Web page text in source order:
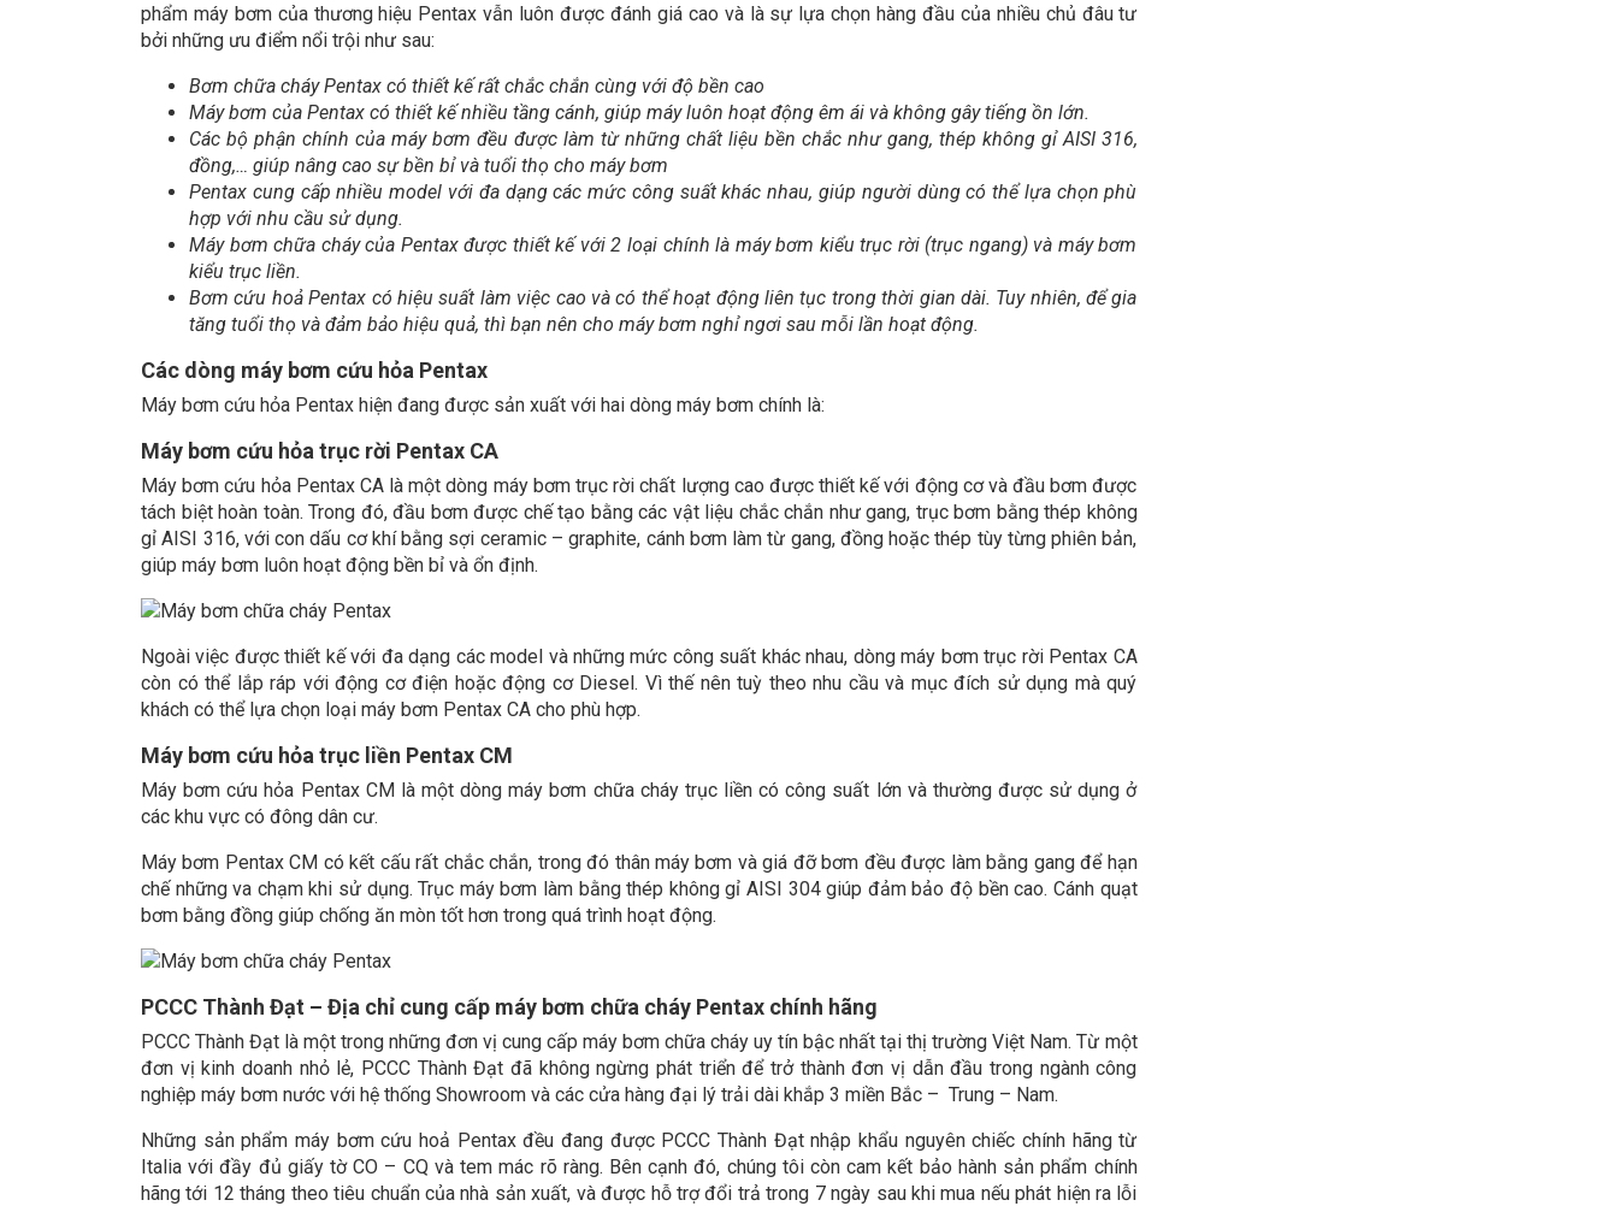
phẩm máy bơm của thương hiệu Pentax vẫn luôn được đánh giá cao và là sự lựa chọn hàng đầu của nhiều chủ đâu tư
bởi những ưu điểm nổi trội như sau:
Bơm chữa cháy Pentax có thiết kế rất chắc chắn cùng với độ bền cao
Máy bơm của Pentax có thiết kế nhiều tầng cánh, giúp máy luôn hoạt động êm ái và không gây tiếng ồn lớn.
Các bộ phận chính của máy bơm đều được làm từ những chất liệu bền chắc như gang, thép không gỉ AISI 316,
đồng,… giúp nâng cao sự bền bỉ và tuổi thọ cho máy bơm
Pentax cung cấp nhiều model với đa dạng các mức công suất khác nhau, giúp người dùng có thể lựa chọn phù
hợp với nhu cầu sử dụng.
Máy bơm chữa cháy của Pentax được thiết kế với 2 loại chính là máy bơm kiểu trục rời (trục ngang) và máy bơm
kiểu trục liền.
Bơm cứu hoả Pentax có hiệu suất làm việc cao và có thể hoạt động liên tục trong thời gian dài. Tuy nhiên, để gia
tăng tuổi thọ và đảm bảo hiệu quả, thì bạn nên cho máy bơm nghỉ ngơi sau mỗi lần hoạt động.
Các dòng máy bơm cứu hỏa Pentax
Máy bơm cứu hỏa Pentax hiện đang được sản xuất với hai dòng máy bơm chính là:
Máy bơm cứu hỏa trục rời Pentax CA
Máy bơm cứu hỏa Pentax CA là một dòng máy bơm trục rời chất lượng cao được thiết kế với động cơ và đầu bơm được
tách biệt hoàn toàn. Trong đó, đầu bơm được chế tạo bằng các vật liệu chắc chắn như gang, trục bơm bằng thép không
gỉ AISI 316, với con dấu cơ khí bằng sợi ceramic – graphite, cánh bơm làm từ gang, đồng hoặc thép tùy từng phiên bản,
giúp máy bơm luôn hoạt động bền bỉ và ổn định.
Ngoài việc được thiết kế với đa dạng các model và những mức công suất khác nhau, dòng máy bơm trục rời Pentax CA
còn có thể lắp ráp với động cơ điện hoặc động cơ Diesel. Vì thế nên tuỳ theo nhu cầu và mục đích sử dụng mà quý
khách có thể lựa chọn loại máy bơm Pentax CA cho phù hợp.
Máy bơm cứu hỏa trục liền Pentax CM
Máy bơm cứu hỏa Pentax CM là một dòng máy bơm chữa cháy trục liền có công suất lớn và thường được sử dụng ở
các khu vực có đông dân cư.
Máy bơm Pentax CM có kết cấu rất chắc chắn, trong đó thân máy bơm và giá đỡ bơm đều được làm bằng gang để hạn
chế những va chạm khi sử dụng. Trục máy bơm làm bằng thép không gỉ AISI 304 giúp đảm bảo độ bền cao. Cánh quạt
bơm bằng đồng giúp chống ăn mòn tốt hơn trong quá trình hoạt động.
PCCC Thành Đạt – Địa chỉ cung cấp máy bơm chữa cháy Pentax chính hãng
PCCC Thành Đạt là một trong những đơn vị cung cấp máy bơm chữa cháy uy tín bậc nhất tại thị trường Việt Nam. Từ một
đơn vị kinh doanh nhỏ lẻ, PCCC Thành Đạt đã không ngừng phát triển để trở thành đơn vị dẫn đầu trong ngành công
nghiệp máy bơm nước với hệ thống Showroom và các cửa hàng đại lý trải dài khắp 3 miền Bắc – Trung – Nam.
Những sản phẩm máy bơm cứu hoả Pentax đều đang được PCCC Thành Đạt nhập khẩu nguyên chiếc chính hãng từ
Italia với đầy đủ giấy tờ CO – CQ và tem mác rõ ràng. Bên cạnh đó, chúng tôi còn cam kết bảo hành sản phẩm chính
hãng tới 12 tháng theo tiêu chuẩn của nhà sản xuất, và được hỗ trợ đổi trả trong 7 ngày sau khi mua nếu phát hiện ra lỗi